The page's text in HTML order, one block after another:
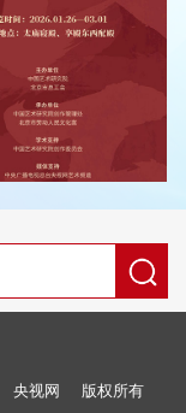
央视网 版权所有